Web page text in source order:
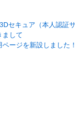
セキュア（本人認証
まして
ージを新設しました！